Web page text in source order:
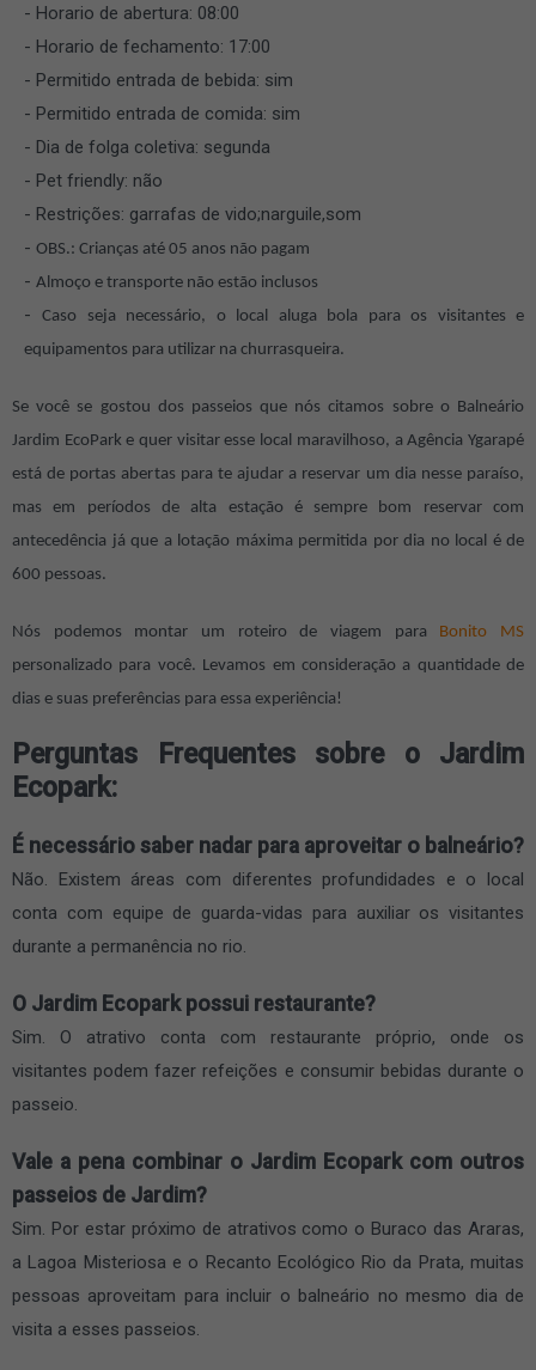
Horario de abertura: 08:00
Horario de fechamento: 17:00
Permitido entrada de bebida: sim
Permitido entrada de comida: sim
Dia de folga coletiva: segunda
Pet friendly: não
Restrições: garrafas de vido;narguile,som
OBS.: Crianças até 05 anos não pagam
Almoço e transporte não estão inclusos
Caso seja necessário, o local aluga bola para os visitantes e
equipamentos para utilizar na churrasqueira.
Se você se gostou dos passeios que nós citamos sobre o Balneário
Jardim EcoPark e quer visitar esse local maravilhoso, a Agência Ygarapé
está de portas abertas para te ajudar a reservar um dia nesse paraíso,
mas em períodos de alta estação é sempre bom reservar com
antecedência já que a lotação máxima permitida por dia no local é de
600 pessoas.
Nós podemos montar um roteiro de viagem para Bonito MS
personalizado para você. Levamos em consideração a quantidade de
dias e suas preferências para essa experiência!
Perguntas Frequentes sobre o Jardim
Ecopark:
É necessário saber nadar para aproveitar o balneário?
Não. Existem áreas com diferentes profundidades e o local
conta com equipe de guarda-vidas para auxiliar os visitantes
durante a permanência no rio.
O Jardim Ecopark possui restaurante?
Sim. O atrativo conta com restaurante próprio, onde os
visitantes podem fazer refeições e consumir bebidas durante o
passeio.
Vale a pena combinar o Jardim Ecopark com outros
passeios de Jardim?
Sim. Por estar próximo de atrativos como o Buraco das Araras,
a Lagoa Misteriosa e o Recanto Ecológico Rio da Prata, muitas
pessoas aproveitam para incluir o balneário no mesmo dia de
visita a esses passeios.